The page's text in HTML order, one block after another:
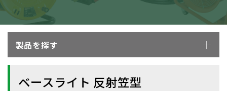
製品を探す
ベースライト 反射笠型